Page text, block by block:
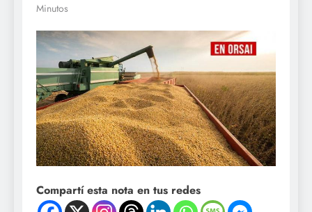
Minutos
Compartí esta nota en tus redes